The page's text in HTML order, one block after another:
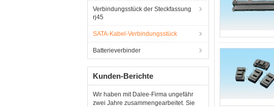
Verbindungsstück der Steckfassung
rj45
SATA-Kabel-Verbindungsstück
Batterieverbinder
Kunden-Berichte
Wir haben mit Dalee-Firma ungefähr
zwei Jahre zusammengearbeitet. Sie